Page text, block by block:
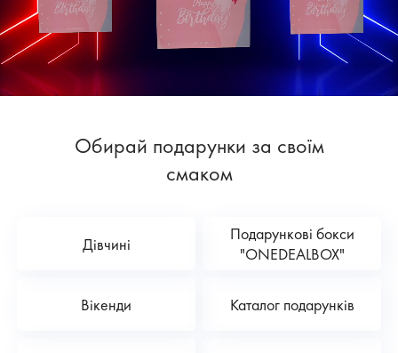
Обирай подарунки за своїм
смаком
Дівчині
Подарункові бокси
"ONEDEALBOX"
Вікенди Каталог подарунків